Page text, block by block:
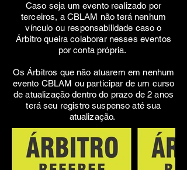
Caso seja um evento realizado por
terceiros, a CBLAM não terá nenhum
vínculo ou responsabilidade caso o
Árbitro queira colaborar nesses eventos
por conta própria.
Os Árbitros que não atuarem em nenhum
evento CBLAM ou participar de um curso
de atualização dentro do prazo de 2 anos
terá seu registro suspenso até sua
atualização.